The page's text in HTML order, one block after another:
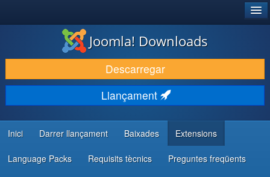
DESCARREGA & AMPLIA
DESCOBRIR & APRENDRE
COMUNITAT & SUPORT
RECURSOS PER DESENVOLUPADORS/ES
Joomla! Downloads
Descarregar
Llançament
Inici Darrer llançament Baixades Extensions
Language Packs Requisits tècnics Preguntes freqüents